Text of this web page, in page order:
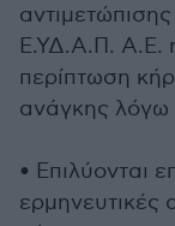
Ε.ΥΔ.Α.Π. Α.Ε.
περίπτωση
ανάγκης λόγω
• Επιλύονται
ερμηνευτικές